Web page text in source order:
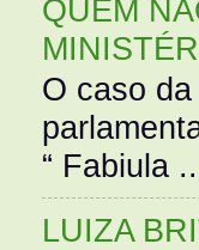
QUEM
O caso
“ Fabiula
LUIZA